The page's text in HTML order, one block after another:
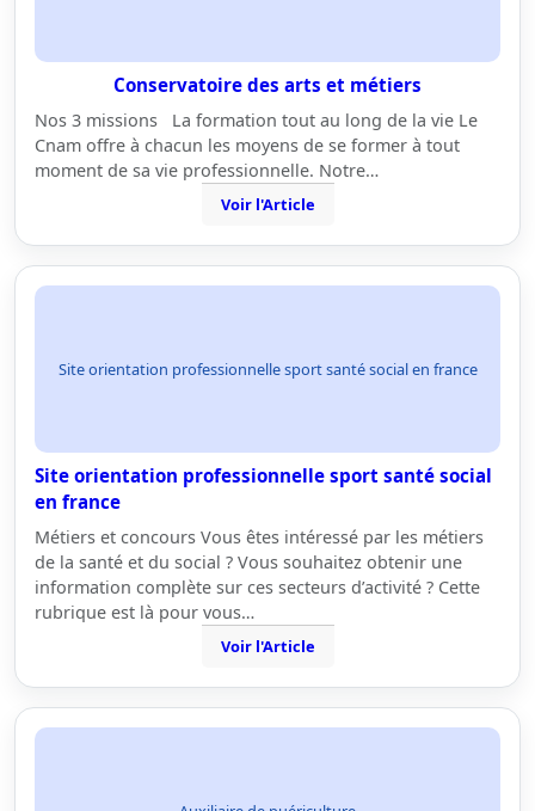
Conservatoire des arts et métiers
Nos 3 missions La formation tout au long de la vie Le
Cnam offre à chacun les moyens de se former à tout
moment de sa vie professionnelle. Notre…
Voir l'Article
Site orientation professionnelle sport santé social en france
Site orientation professionnelle sport santé social
en france
Métiers et concours Vous êtes intéressé par les métiers
de la santé et du social ? Vous souhaitez obtenir une
information complète sur ces secteurs d’activité ? Cette
rubrique est là pour vous…
Voir l'Article